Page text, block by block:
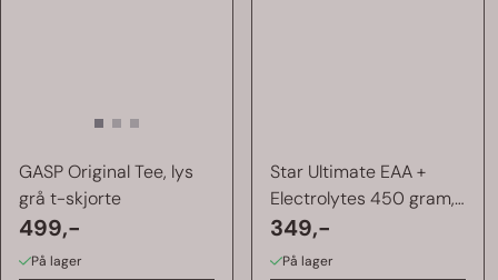
GASP Original Tee, lys
grå t-skjorte
499,-
På lager
Star Ultimate EAA +
Electrolytes 450 gram,
...
349,-
På lager